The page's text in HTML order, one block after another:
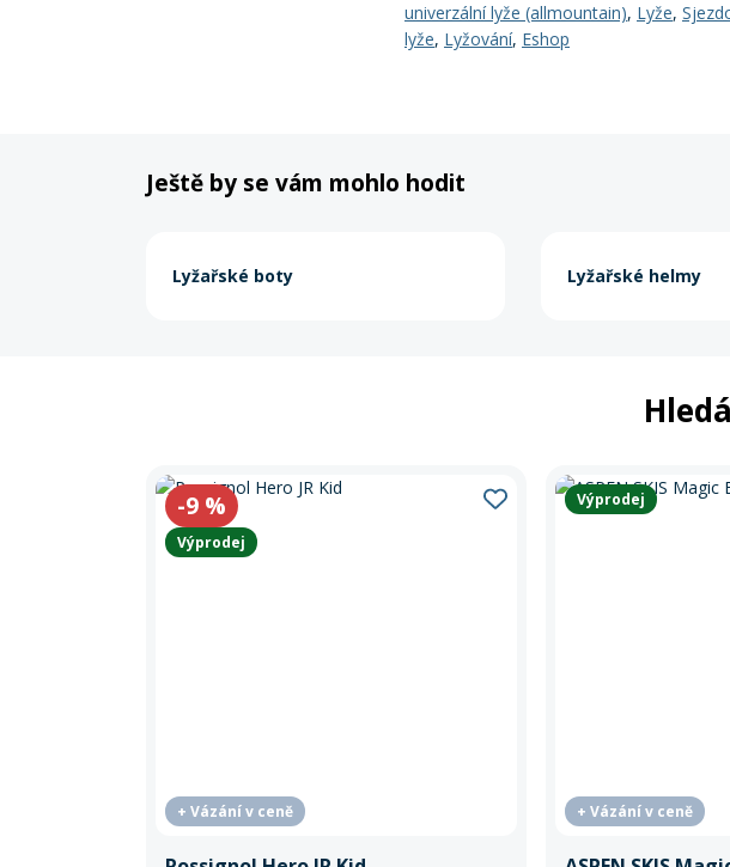
univerzální lyže (allmountain), Lyže,
lyže, Lyžování, Eshop
Ještě by se vám mohlo hodit
Lyžařské boty Lyžařské helmy
-9 %
Výprodej
+ Vázání v ceně
Výprodej
+ Vázání v ceně